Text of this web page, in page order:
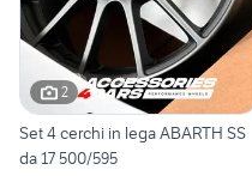
2
Set 4 cerchi in lega ABARTH SS
da 17 500/595